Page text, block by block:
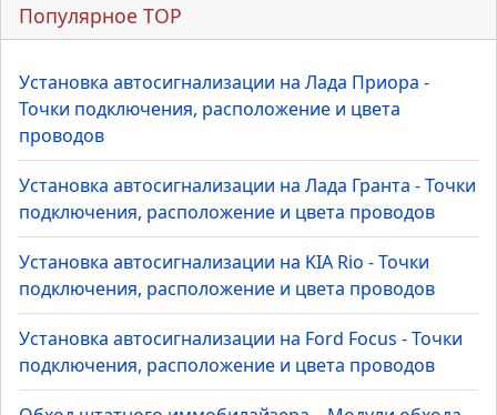
Популярное TOP
Установка автосигнализации на Лада Приора -
Точки подключения, расположение и цвета
проводов
Установка автосигнализации на Лада Гранта - Точки
подключения, расположение и цвета проводов
Установка автосигнализации на KIA Rio - Точки
подключения, расположение и цвета проводов
Установка автосигнализации на Ford Focus - Точки
подключения, расположение и цвета проводов